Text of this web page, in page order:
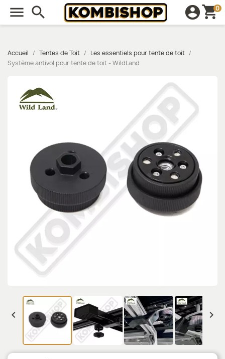
 shopping_cart
0
account_circle
search
Accueil Tentes de Toit
Les essentiels pour tente de toit
Système antivol pour tente de toit - WildLand
 